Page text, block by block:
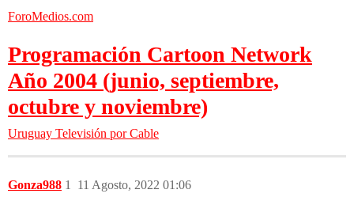
ForoMedios.com
Programación Cartoon Network
Año 2004 (junio, septiembre,
octubre y noviembre)
Uruguay Televisión por Cable
Gonza988 11 Agosto, 2022 01:06
1